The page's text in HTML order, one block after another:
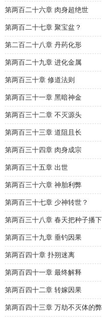
第两百二十六章 肉身超绝世
第两百二十七章 聚宝盆？
第二百二十八章 丹药化形
第两百二十九章 进化金属
第两百三十章 修道法则
第两百三十一章 黑暗神金
第两百三十二章 不灭源头
第两百三十三章 道阻且长
第两百三十四章 肉身成宗
第两百三十五章 出世
第两百三十六章 神胎利弊
第两百三十七章 少神转世？
第两百三十八章 春天把种子播下
第两百三十九章 垂钓因果
第两百四十章 扑朔迷离
第两百四十一章 最终解释
第两百四十二章 转嫁因果
第两百四十三章 万劫不灭体的